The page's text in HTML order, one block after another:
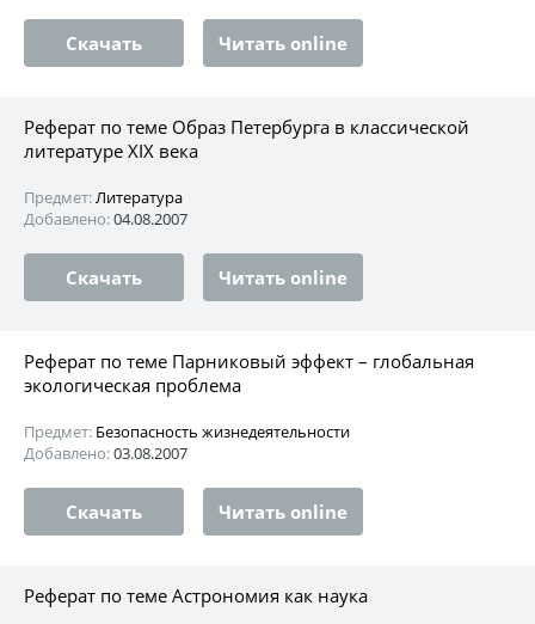
Скачать Читать online
Реферат по теме Образ Петербурга в классической
литературе XIX века
Предмет:Литература
Добавлено:04.08.2007
Скачать Читать online
Реферат по теме Парниковый эффект – глобальная
экологическая проблема
Предмет: Безопасность жизнедеятельности
Добавлено:03.08.2007
Скачать Читать online
Реферат по теме Астрономия как наука